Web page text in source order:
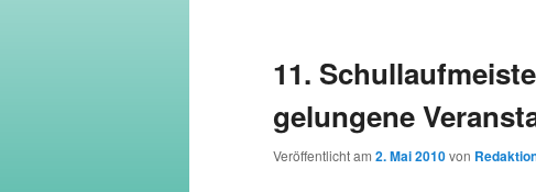
11.
gelungene
Veröffentlicht am 2. Mai 2010von